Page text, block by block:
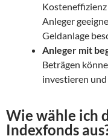
Anleger
Geldanlage
Anleger mit
Beträgen
investieren
Wie wähle ich
Indexfonds